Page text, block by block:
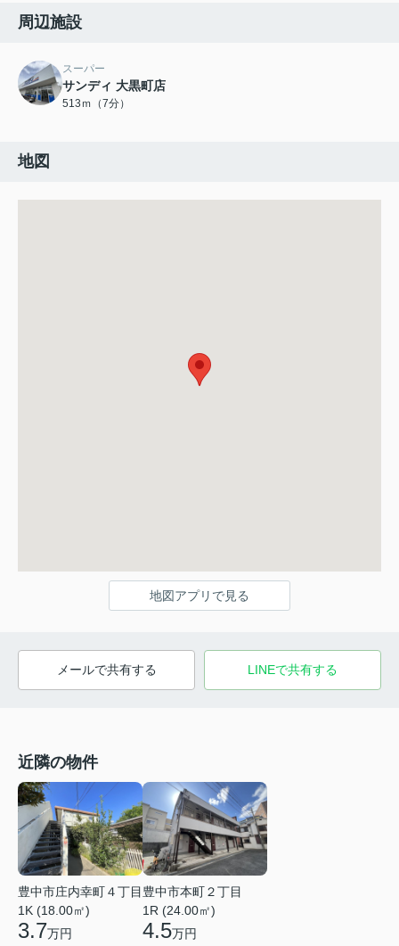
周辺施設
スーパー
サンディ 大黒町店
513ｍ（7分）
地図
地図アプリで見る
メールで共有する LINEで共有する
近隣の物件
豊中市庄内幸町４丁目
1K (18.00㎡)
3.7万円
豊中市本町２丁目
1R (24.00㎡)
4.5万円